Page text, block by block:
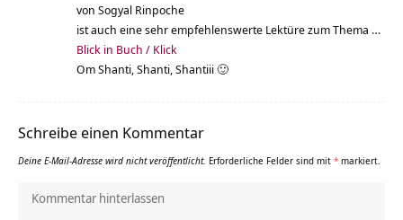
von Sogyal Rinpoche
ist auch eine sehr empfehlenswerte Lektüre zum Thema …
Blick in Buch / Klick
Om Shanti, Shanti, Shantiii 🙂
Schreibe einen Kommentar
Deine E-Mail-Adresse wird nicht veröffentlicht. Erforderliche Felder sind mit * markiert.